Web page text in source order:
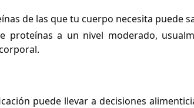
de las que tu cuerpo necesita puede
proteínas a un nivel moderado,
puede llevar a decisiones